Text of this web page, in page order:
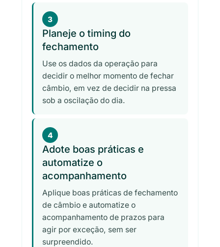
3
Planeje o timing do
fechamento
Use os dados da operação para
decidir o melhor momento de fechar
câmbio, em vez de decidir na pressa
sob a oscilação do dia.
4
Adote boas práticas e
automatize o
acompanhamento
Aplique boas práticas de fechamento
de câmbio e automatize o
acompanhamento de prazos para
agir por exceção, sem ser
surpreendido.